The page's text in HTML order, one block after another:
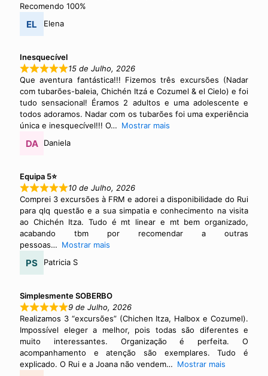
Recomendo 100%
Elena
Inesquecível
15 de Julho, 2026
Que aventura fantástica!!! Fizemos três excursões (Nadar
com tubarões-baleia, Chichén Itzá e Cozumel & el Cielo) e foi
tudo sensacional! Éramos 2 adultos e uma adolescente e
todos adoramos. Nadar com os tubarões foi uma experiência
única e inesquecível!!! O
Mostrar mais
Daniela
Equipa 5⭐
10 de Julho, 2026
Comprei 3 excursões à FRM e adorei a disponibilidade do Rui
para qlq questão e a sua simpatia e conhecimento na visita
ao Chichén Itza. Tudo é mt linear e mt bem organizado,
acabando tbm por recomendar a outras
pessoas
Mostrar mais
Patricia S
Simplesmente SOBERBO
9 de Julho, 2026
Realizamos 3 “excursões” (Chichen Itza, Halbox e Cozumel).
Impossível eleger a melhor, pois todas são diferentes e
muito interessantes. Organização é perfeita. O
acompanhamento e atenção são exemplares. Tudo é
explicado. O Rui e a Joana não vendem
Mostrar mais